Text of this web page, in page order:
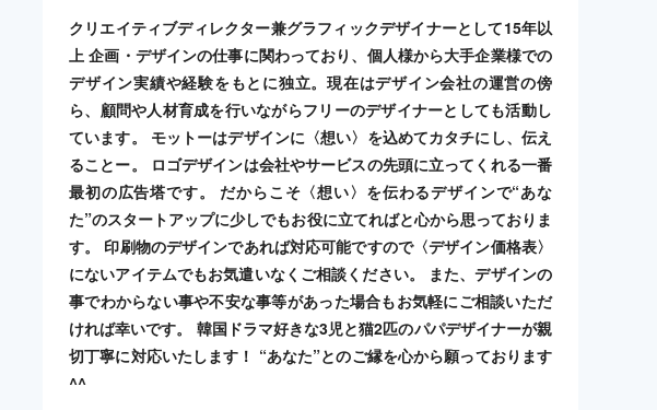
クリエイティブディレクター兼グラフィックデザイナーとして15年以
上 企画・デザインの仕事に関わっており、個人様から大手企業様での
デザイン実績や経験をもとに独立。現在はデザイン会社の運営の傍
ら、顧問や人材育成を行いながらフリーのデザイナーとしても活動し
ています。 モットーはデザインに〈想い〉を込めてカタチにし、伝え
ることー。 ロゴデザインは会社やサービスの先頭に立ってくれる一番
最初の広告塔です。 だからこそ〈想い〉を伝わるデザインで“あな
た”のスタートアップに少しでもお役に立てればと心から思っておりま
す。 印刷物のデザインであれば対応可能ですので〈デザイン価格表〉
にないアイテムでもお気遣いなくご相談ください。 また、デザインの
事でわからない事や不安な事等があった場合もお気軽にご相談いただ
ければ幸いです。 韓国ドラマ好きな3児と猫2匹のパパデザイナーが親
切丁寧に対応いたします！ “あなた”とのご縁を心から願っております
^^